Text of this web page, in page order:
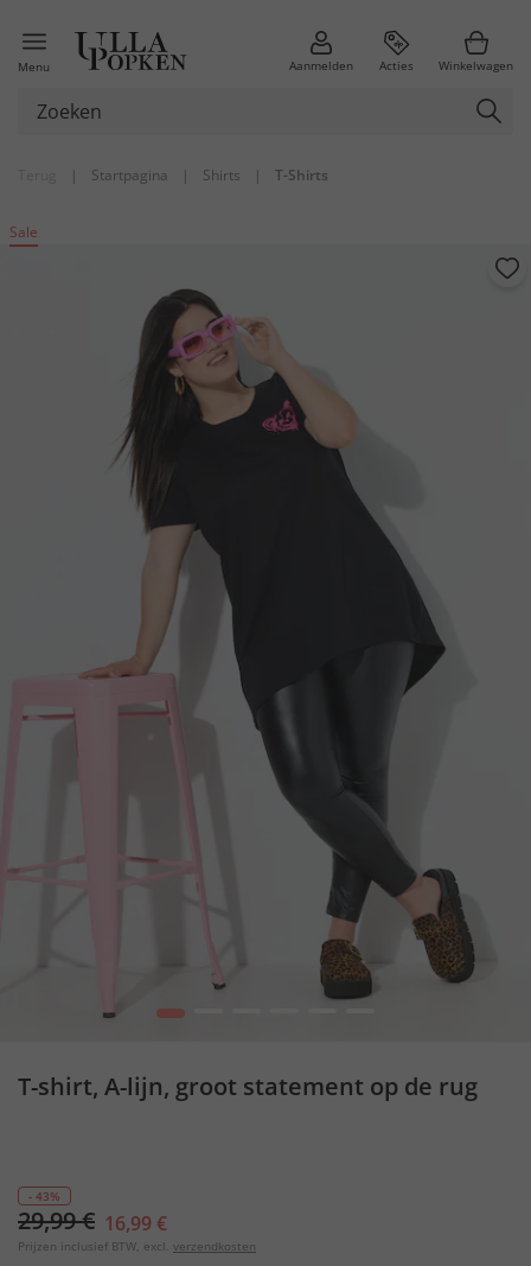
Menu Aanmelden Acties Winkelwagen
| Startpagina | Shirts | T-Shirts
Sale
1
T-shirt, A-lijn, groot statement op de rug
- 43%
29,99 € 16,99 €
Prijzen inclusief BTW, excl. verzendkosten